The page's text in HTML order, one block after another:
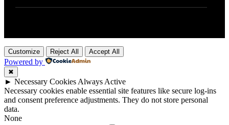
Customize Reject All Accept All
Powered by
✖
► Necessary Cookies Always Active
Necessary cookies enable essential site features like secure log-ins
and consent preference adjustments. They do not store personal
data.
None